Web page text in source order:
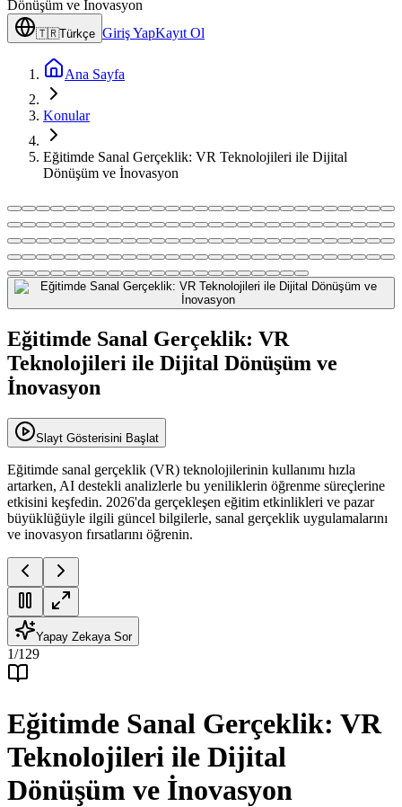
Dönüşüm ve İnovasyon
🇹🇷Türkçe Giriş YapKayıt Ol
Ana Sayfa
Konular
Eğitimde Sanal Gerçeklik: VR Teknolojileri ile Dijital
Dönüşüm ve İnovasyon
Eğitimde Sanal Gerçeklik: VR
Teknolojileri ile Dijital Dönüşüm ve
İnovasyon
Slayt Gösterisini Başlat
Eğitimde sanal gerçeklik (VR) teknolojilerinin kullanımı hızla
artarken, AI destekli analizlerle bu yeniliklerin öğrenme süreçlerine
etkisini keşfedin. 2026'da gerçekleşen eğitim etkinlikleri ve pazar
büyüklüğüyle ilgili güncel bilgilerle, sanal gerçeklik uygulamalarını
ve inovasyon fırsatlarını öğrenin.
Yapay Zekaya Sor
1/129
Eğitimde Sanal Gerçeklik: VR
Teknolojileri ile Dijital
Dönüşüm ve İnovasyon